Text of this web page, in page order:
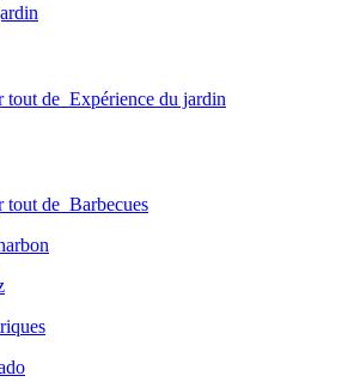
tout de Expérience du jardin
tout de Barbecues